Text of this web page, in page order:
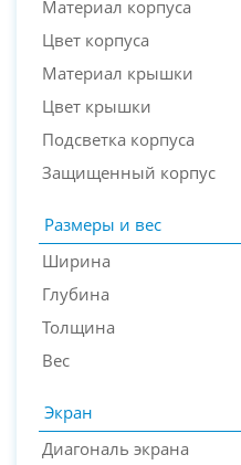
Материал корпуса
Цвет корпуса
Материал крышки
Цвет крышки
Подсветка корпуса
Защищенный корпус
Размеры и вес
Ширина
Глубина
Толщина
Вес
Экран
Диагональ экрана